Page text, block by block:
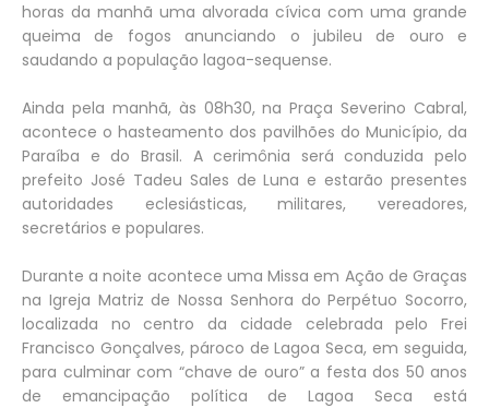
horas da manhã uma alvorada cívica com uma grande
queima de fogos anunciando o jubileu de ouro e
saudando a população lagoa-sequense.
Ainda pela manhã, às 08h30, na Praça Severino Cabral,
acontece o hasteamento dos pavilhões do Município, da
Paraíba e do Brasil. A cerimônia será conduzida pelo
prefeito José Tadeu Sales de Luna e estarão presentes
autoridades eclesiásticas, militares, vereadores,
secretários e populares.
Durante a noite acontece uma Missa em Ação de Graças
na Igreja Matriz de Nossa Senhora do Perpétuo Socorro,
localizada no centro da cidade celebrada pelo Frei
Francisco Gonçalves, pároco de Lagoa Seca, em seguida,
para culminar com “chave de ouro” a festa dos 50 anos
de emancipação política de Lagoa Seca está